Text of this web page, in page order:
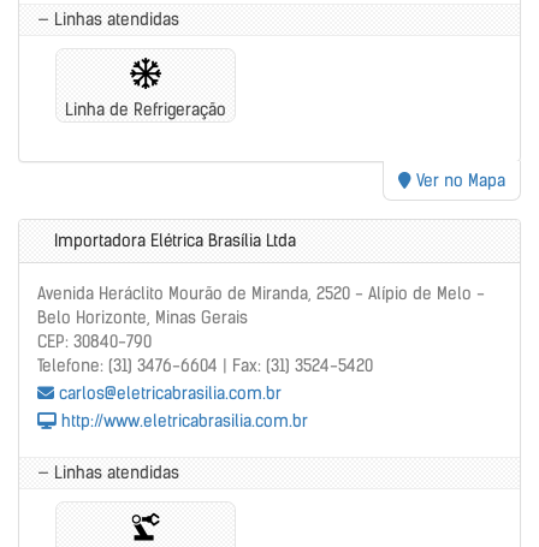
— Linhas atendidas
Linha de Refrigeração
Ver no Mapa
Importadora Elétrica Brasília Ltda
Avenida Heráclito Mourão de Miranda, 2520 - Alípio de Melo -
Belo Horizonte, Minas Gerais
CEP: 30840-790
Telefone: (31) 3476-6604 | Fax: (31) 3524-5420
carlos@eletricabrasilia.com.br
http://www.eletricabrasilia.com.br
— Linhas atendidas